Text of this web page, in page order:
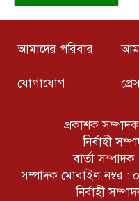
১০
W
আমাদের পরিবার
যোগাযোগ
প্রকাশক
নির্বাহী
বার্তা
সম্পাদক মোবাইল নম্বর
নির্বাহী